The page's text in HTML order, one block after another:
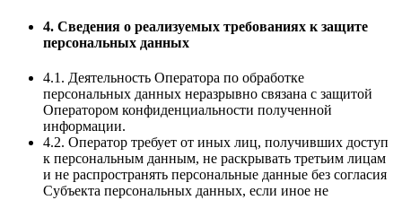
4. Сведения о реализуемых требованиях к защите
персональных данных
4.1. Деятельность Оператора по обработке
персональных данных неразрывно связана с защитой
Оператором конфиденциальности полученной
информации.
4.2. Оператор требует от иных лиц, получивших доступ
к персональным данным, не раскрывать третьим лицам
и не распространять персональные данные без согласия
Субъекта персональных данных, если иное не